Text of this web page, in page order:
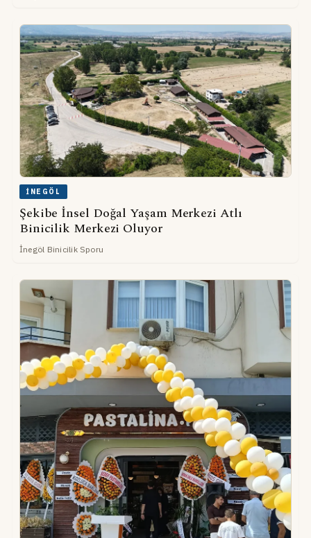
İNEGÖL
Şekibe İnsel Doğal Yaşam Merkezi Atlı
Binicilik Merkezi Oluyor
İnegöl Binicilik Sporu